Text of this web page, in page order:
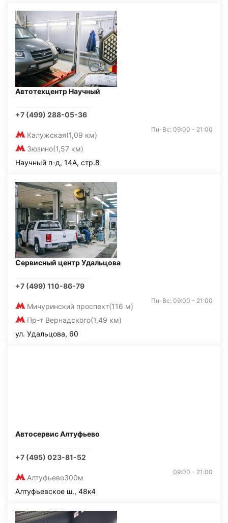
Автотехцентр Научный
+7 (499) 288-05-36
Калужская(1,09 км)
Зюзино(1,57 км)
Пн-Вс: 09:00 - 21:00
Научный п-д, 14А, стр.8
Сервисный центр Удальцова
+7 (499) 110-86-79
Мичуринский проспект(116 м)
Пр-т Вернадского(1,49 км)
Пн-Вс: 09:00 - 21:00
ул. Удальцова, 60
Автосервис Алтуфьево
+7 (495) 023-81-52
Алтуфьево300м
09:00 - 21:00
Алтуфьевское ш., 48к4